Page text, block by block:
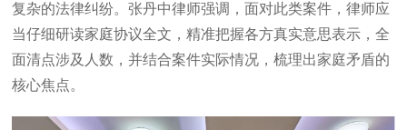
复杂的法律纠纷。张丹中律师强调，面对此类案件，律师应
当仔细研读家庭协议全文，精准把握各方真实意思表示，全
面清点涉及人数，并结合案件实际情况，梳理出家庭矛盾的
核心焦点。